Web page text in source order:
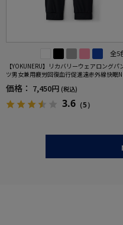
全5
【YOKUNERU】リカバリーウェアロングパ
ツ男女兼用疲労回復血行促進遠赤外線快眠
NOMIX(R)【一般医療機器】SS～LLサイズ
価格： 7,450円 (税込)
3.6 （5）